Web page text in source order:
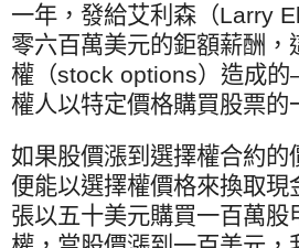
一年，發給艾利森（Larry
零六百萬美元的鉅額薪酬，
權（stock options）造成
權人以特定價格購買股票的
如果股價漲到選擇權合約的
便能以選擇權價格來換取現
張以五十美元購買一百萬股